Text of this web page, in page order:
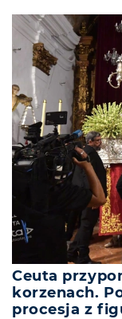
Ceuta
korzenach.
procesja z